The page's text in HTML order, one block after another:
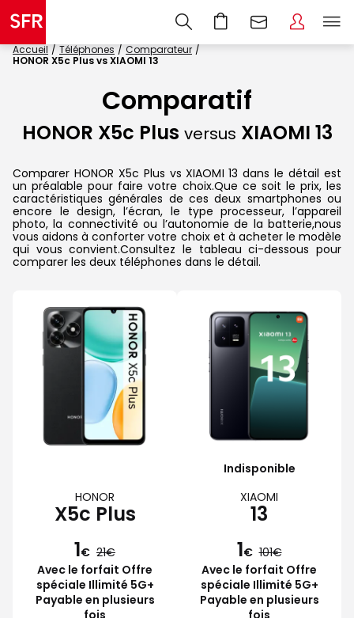
Accueil Téléphones
Comparateur
HONOR X5c Plus vs XIAOMI 13
Comparatif
HONOR X5c Plus versus XIAOMI 13
Comparer HONOR X5c Plus vs XIAOMI 13 dans le détail est
un préalable pour faire votre choix.Que ce soit le prix, les
caractéristiques générales de ces deux smartphones ou
encore le design, l’écran, le type processeur, l’appareil
photo, la connectivité ou l’autonomie de la batterie,nous
vous aidons à conforter votre choix et à acheter le modèle
qui vous convient.Consultez le tableau ci-dessous pour
comparer les deux téléphones dans le détail.
HONOR
X5c Plus
1€ 21
Avec le forfait Offre
spéciale Illimité 5G+
Payable en plusieurs
fois
Indisponible
XIAOMI
13
1€ 101
Avec le forfait Offre
spéciale Illimité 5G+
Payable en plusieurs
fois